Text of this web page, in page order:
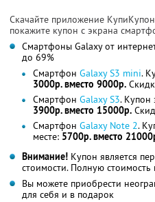
Скачайте приложение
покажите купон с экрана
Смартфоны Galaxy от
до 69%
Смартфон Galaxy S3 mini.
3000р. вместо 9000р.
Смартфон Galaxy S3. Купон
3900р. вместо 15000р.
Смартфон Galaxy Note 2.
месте: 5700р. вместо
Внимание! Купон является
стоимости. Полную
Вы можете приобрести
для себя и в подарок